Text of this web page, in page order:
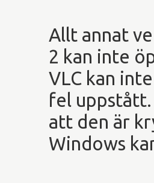
Allt annat
2 kan inte
VLC kan
fel
att den är
Windows